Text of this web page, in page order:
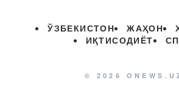
ЎЗБЕКИСТОН ЖАҲОН
ИҚТИСОДИЁТ
© 2026